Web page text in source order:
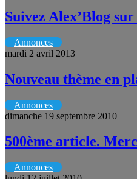
Suivez Alex’Blog
Annonces
mardi 2 avril 2013
Nouveau thème en
Annonces
dimanche 19 septembre 2010
500ème article.
Annonces